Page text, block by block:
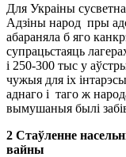
Для Украіны
Адзіны народ пры
абараняла б яго
супрацьстаяць
і 250-300 тыс у
чужыя для іх
аднаго і таго ж
вымушаныя былі
2 Стаўленне
вайны